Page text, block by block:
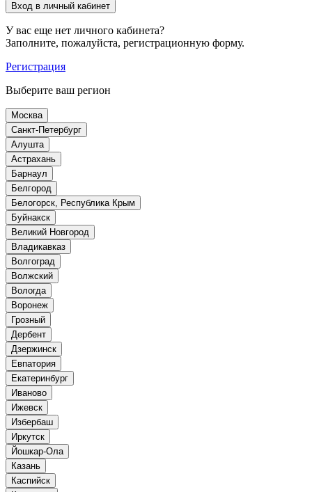
У вас еще нет личного кабинета?
Заполните, пожалуйста, регистрационную форму.
Регистрация
Выберите ваш регион